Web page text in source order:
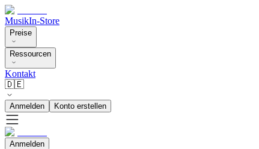
MusikIn-Store
Preise
Ressourcen
Kontakt
🇩🇪
Anmelden Konto erstellen
Anmelden